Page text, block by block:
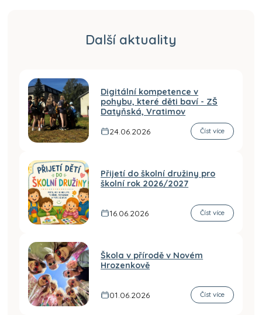
Další aktuality
Digitální kompetence v
pohybu, které děti baví - ZŠ
Datyňská, Vratimov
24.06.2026
Číst více
Přijetí do školní družiny pro
školní rok 2026/2027
16.06.2026 Číst více
Škola v přírodě v Novém
Hrozenkově
01.06.2026 Číst více